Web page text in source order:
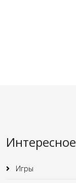
Интересное
Игры